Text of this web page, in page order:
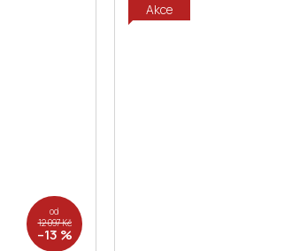
od
12 097 Kč
–13 %
Akce